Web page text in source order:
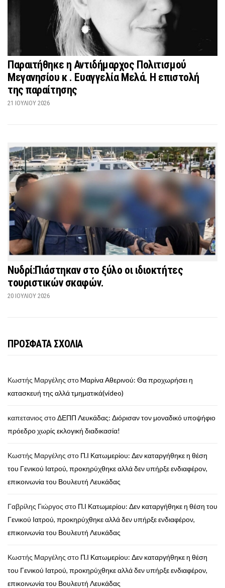
Παραιτήθηκε η Αντιδήμαρχος Πολιτισμού
Μεγανησίου κ . Ευαγγελία Μελά. Η επιστολή
της παραίτησης
21 ΙΟΥΛΊΟΥ 2026
Νυδρί:Πιάστηκαν στο ξύλο οι ιδιοκτήτες
τουριστικών σκαφών.
20 ΙΟΥΛΊΟΥ 2026
ΠΡΟΣΦΑΤΑ ΣΧΟΛΙΑ
Κωστής Μαργέλης στοMαρίνα Αθερινού: Θα προχωρήσει η
κατασκευή της αλλά τμηματικά(video)
καπετανιος στοΔΕΠΠ Λευκάδας: Διόρισαν τον μοναδικό υποψήφιο
πρόεδρο χωρίς εκλογική διαδικασία!
Κωστής Μαργέλης στο Π.Ι Κατωμερίου: Δεν καταργήθηκε η θέση
του Γενικού Ιατρού, προκηρύχθηκε αλλά δεν υπήρξε ενδιαφέρον,
επικοινωνία του Βουλευτή Λευκάδας
Γαβρίλης Γιώργος στο Π.Ι Κατωμερίου: Δεν καταργήθηκε η θέση του
Γενικού Ιατρού, προκηρύχθηκε αλλά δεν υπήρξε ενδιαφέρον,
επικοινωνία του Βουλευτή Λευκάδας
Κωστής Μαργέλης στο Π.Ι Κατωμερίου: Δεν καταργήθηκε η θέση
του Γενικού Ιατρού, προκηρύχθηκε αλλά δεν υπήρξε ενδιαφέρον,
επικοινωνία του Βουλευτή Λευκάδας